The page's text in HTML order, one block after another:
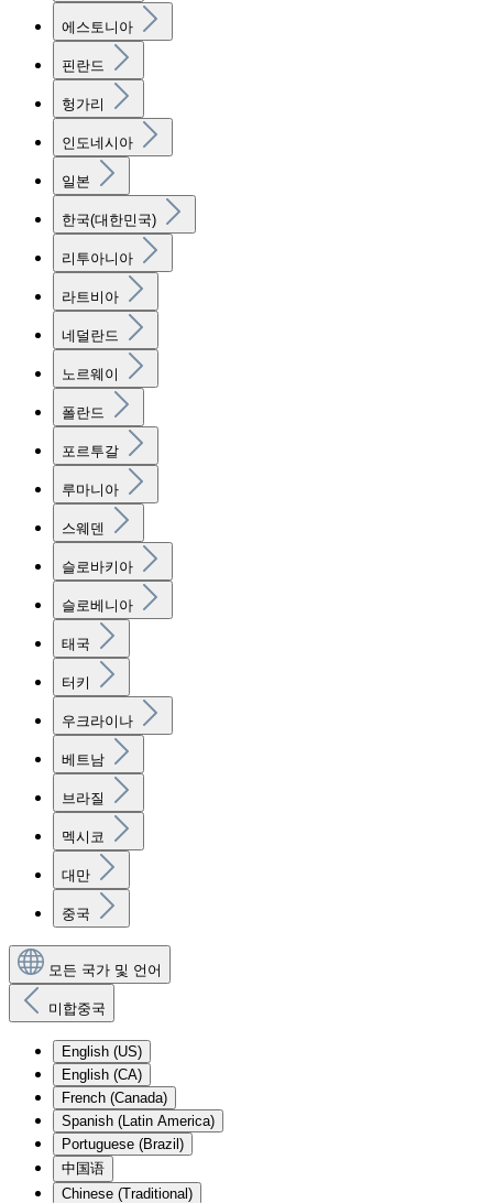
에스토니아
핀란드
헝가리
인도네시아
일본
한국(대한민국)
리투아니아
라트비아
네덜란드
노르웨이
폴란드
포르투갈
루마니아
스웨덴
슬로바키아
슬로베니아
태국
터키
우크라이나
베트남
브라질
멕시코
대만
중국
모든 국가 및 언어
미합중국
English (US)
English (CA)
French (Canada)
Spanish (Latin America)
Portuguese (Brazil)
中国语
Chinese (Traditional)